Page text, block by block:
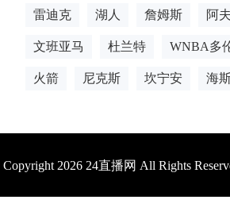
雷迪克 湖人 詹姆斯 阿
文班亚马 杜兰特 WNBA多
火箭 尼克斯 坎宁安 海
Copyright 2026 24直播网 All Rights